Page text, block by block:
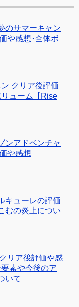
のサマーキャン
や感想･全体ボ
クリア後評価
ューム【Rise
ンアドベンチャ
や感想
キューレの評価
むの炎上につい
リア後評価や感
素や今後のア
いて